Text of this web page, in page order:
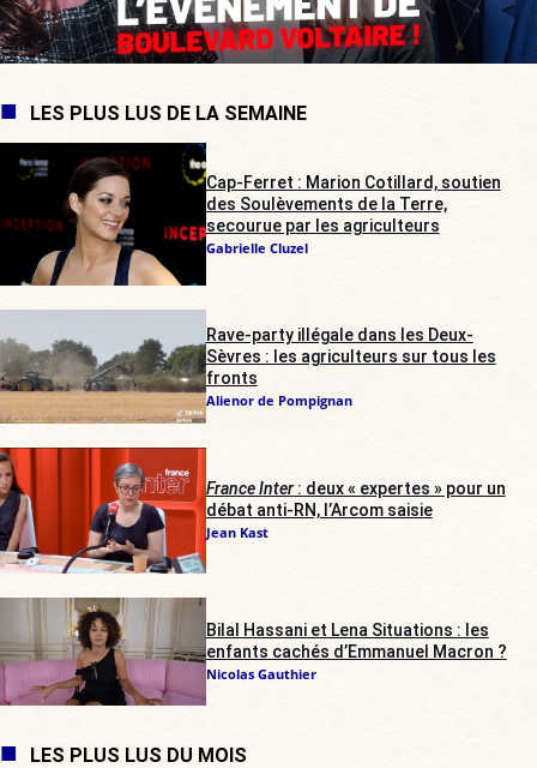
LES PLUS LUS DE LA SEMAINE
Cap-Ferret : Marion Cotillard, soutien
des Soulèvements de la Terre,
secourue par les agriculteurs
Gabrielle Cluzel
Rave-party illégale dans les Deux-
Sèvres : les agriculteurs sur tous les
fronts
Alienor de Pompignan
France Inter: deux « expertes » pour un
débat anti-RN, l’Arcom saisie
Jean Kast
Bilal Hassani et Lena Situations : les
enfants cachés d’Emmanuel Macron ?
Nicolas Gauthier
LES PLUS LUS DU MOIS